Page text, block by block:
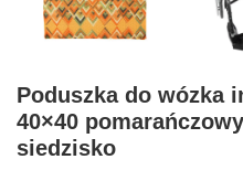
Poduszka do wózka
40×40
siedzisko